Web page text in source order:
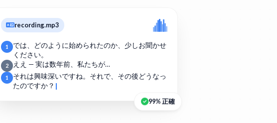
recording.mp3
1
では、どのように始められたのか、少しお聞かせ
ください。
2 ええ — 実は数年前、私たちが…
1
それは興味深いですね。それで、その後どうなっ
たのですか？
99% 正確